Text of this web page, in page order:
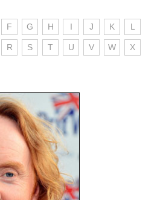
F G H I J K L
R S T U V W X